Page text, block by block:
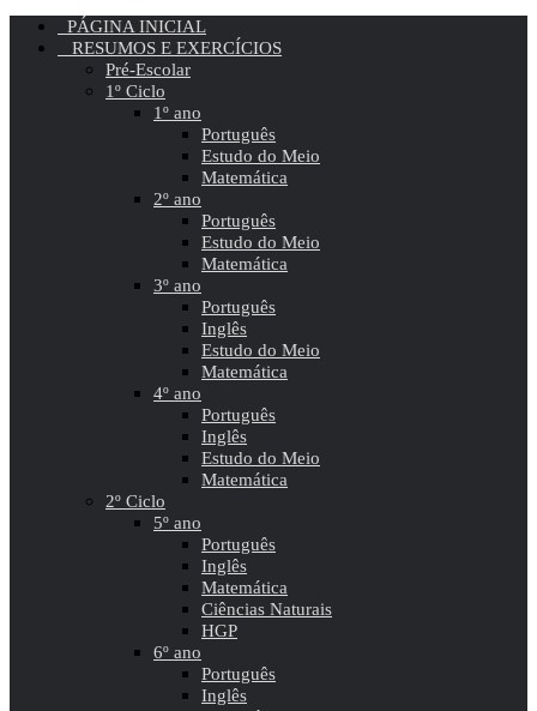
PÁGINA INICIAL
RESUMOS E EXERCÍCIOS
Pré-Escolar
1º Ciclo
1º ano
Português
Estudo do Meio
Matemática
2º ano
Português
Estudo do Meio
Matemática
3º ano
Português
Inglês
Estudo do Meio
Matemática
4º ano
Português
Inglês
Estudo do Meio
Matemática
2º Ciclo
5º ano
Português
Inglês
Matemática
Ciências Naturais
HGP
6º ano
Português
Inglês